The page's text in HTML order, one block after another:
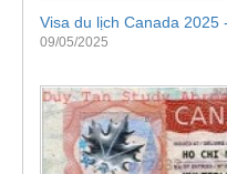
Visa du lịch Canada
09/05/2025